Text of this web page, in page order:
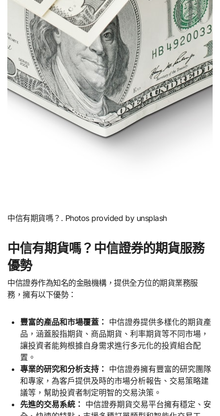
中信有期貨嗎？. Photos provided by unsplash
中信有期貨嗎？中信證券的期貨服務
優勢
中信證券作為知名的金融機構，提供全方位的期貨業務服
務，擁有以下優勢：
豐富的產品和市場覆蓋： 中信證券提供多樣化的期貨產
品，涵蓋股指期貨、商品期貨、利率期貨等不同市場，
讓投資者能夠根據自身需求進行多元化的投資組合配
置。
專業的研究和分析支持： 中信證券擁有豐富的研究團隊
和專家，為客戶提供及時的市場分析報告、交易策略建
議等，幫助投資者制定明智的交易決策。
先進的交易系統： 中信證券期貨交易平台擁有穩定、安